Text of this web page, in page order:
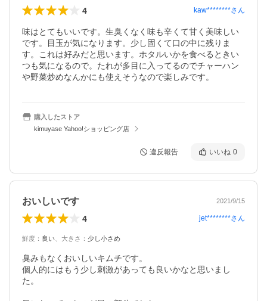
4 kaw********さん
味はとてもいいです。生臭くなく味も辛くて甘く美味しい
です。目玉が気になります。少し固くて口の中に残りま
す。これは好みだと思います。ホタルいかを食べるときい
つも気になるので。たれが多目に入ってるのでチャーハン
や野菜炒めなんかにも使えそうなので楽しみです。
購入したストア
kimuyase Yahoo!ショッピング店
違反報告 いいね 0
おいしいです 2021/9/15
4 jet********さん
鮮度 ： 良い 大きさ ： 少し小さめ
臭みもなくおいしいキムチです。
個人的にはもう少し刺激があっても良いかなと思いまし
た。